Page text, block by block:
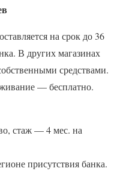
на срок до 36
В других магазинах
средствами.
— бесплатно.
стаж — 4 мес. на
присутствия банка.